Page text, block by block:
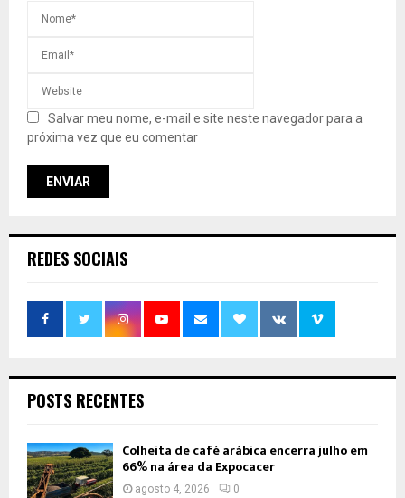
Salvar meu nome, e-mail e site neste navegador para a
próxima vez que eu comentar
REDES SOCIAIS
POSTS RECENTES
Colheita de café arábica encerra julho em
66% na área da Expocacer
agosto 4, 2026 0